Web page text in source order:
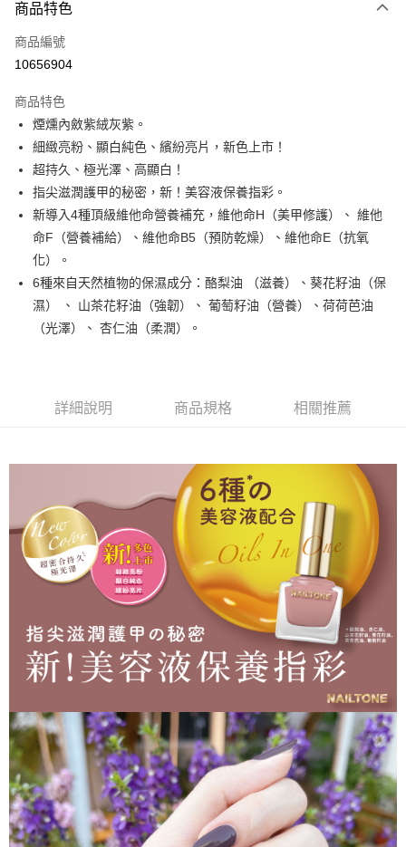
信用卡一次付款
超商取貨付款
Apple Pay
街口支付
悠遊付
運送方式
全家取貨付款
每筆NT$80，滿NT$499(含以上)免運費
因應疫情升溫，目前暫停使用7-11取貨付款配送，請使用全家
黑貓宅急便
商品特色
商品編號
10656904
商品特色
煙燻內斂紫絨灰紫。
細緻亮粉、顯白純色、繽紛亮片，新色上市！
超持久、極光澤、高顯白！
指尖滋潤護甲的秘密，新！美容液保養指彩。
新導入4種頂級維他命營養補充，維他命H（美甲修護）、 維他
命F（營養補給）、維他命B5（預防乾燥）、維他命E（抗氧
化）。
6種來自天然植物的保濕成分：酪梨油 （滋養）、葵花籽油（保
濕） 、 山茶花籽油（強韌）、 葡萄籽油（營養）、荷荷芭油
（光澤）、 杏仁油（柔潤）。
詳細說明 商品規格 相關推薦